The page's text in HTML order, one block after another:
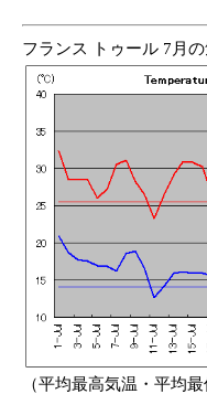
フランス トゥール 7月の
（平均最高気温・平均